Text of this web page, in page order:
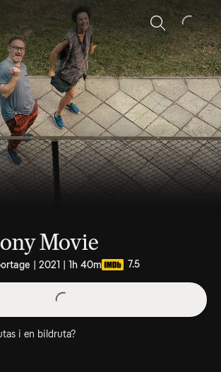
Sök
Movie
| 2021 | 1h 40m 7.5
i en bildruta?